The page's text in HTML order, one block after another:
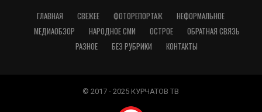
ГЛАВНАЯ СВЕЖЕЕ ФОТОРЕПОРТАЖ
НЕФОРМАЛЬНОЕ
МЕДИАОБЗОР
НАРОДНОЕ СМИ ОСТРОЕ
ОБРАТНАЯ СВЯЗЬ
РАЗНОЕ
БЕЗ РУБРИКИ КОНТАКТЫ
© 2017 - 2025 КУРЧАТОВ ТВ